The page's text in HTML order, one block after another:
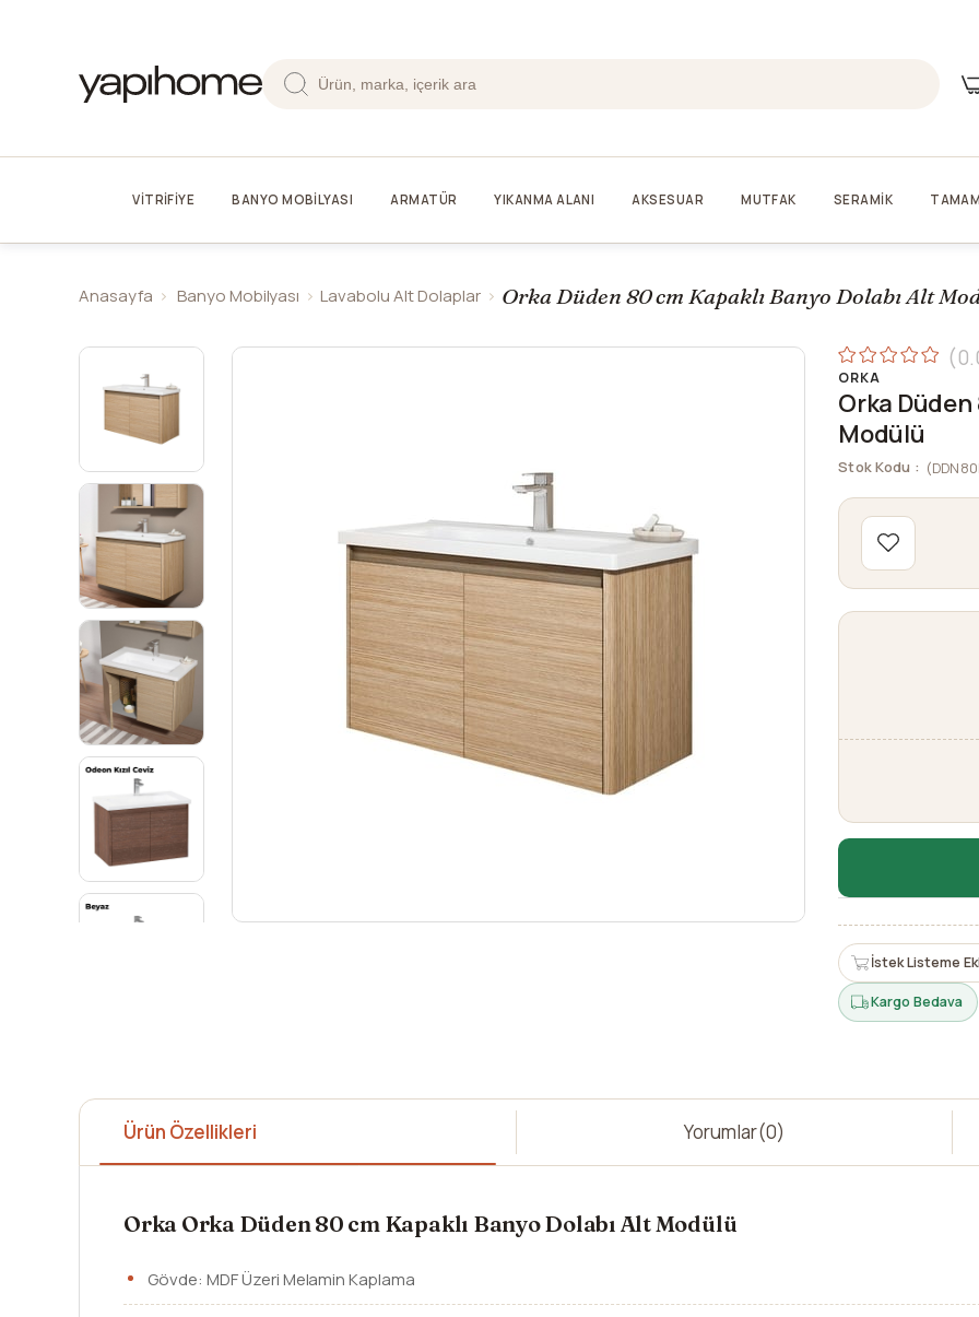
VİTRİFİYE BANYO MOBİLYASI ARMATÜR YIKANMA ALANI AKSESUAR MUTFAK SERAMİK
Anasayfa Banyo Mobilyası Lavabolu Alt Dolaplar Orka Düden 80 cm Kapaklı Banyo Dolabı Alt
ORKA
Orka Düden
Modülü
Stok Kodu
İstek Listeme
Kargo Bedava
Ürün Özellikleri Yorumlar(0)
Orka Orka Düden 80 cm Kapaklı Banyo Dolabı Alt Modülü
Gövde: MDF Üzeri Melamin Kaplama